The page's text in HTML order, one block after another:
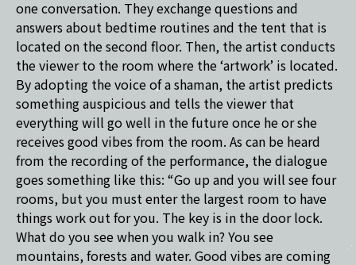
one conversation. They exchange questions and
answers about bedtime routines and the tent that is
located on the second floor. Then, the artist conducts
the viewer to the room where the ‘artwork’ is located.
By adopting the voice of a shaman, the artist predicts
something auspicious and tells the viewer that
everything will go well in the future once he or she
receives good vibes from the room. As can be heard
from the recording of the performance, the dialogue
goes something like this: “Go up and you will see four
rooms, but you must enter the largest room to have
things work out for you. The key is in the door lock.
What do you see when you walk in? You see
mountains, forests and water. Good vibes are coming